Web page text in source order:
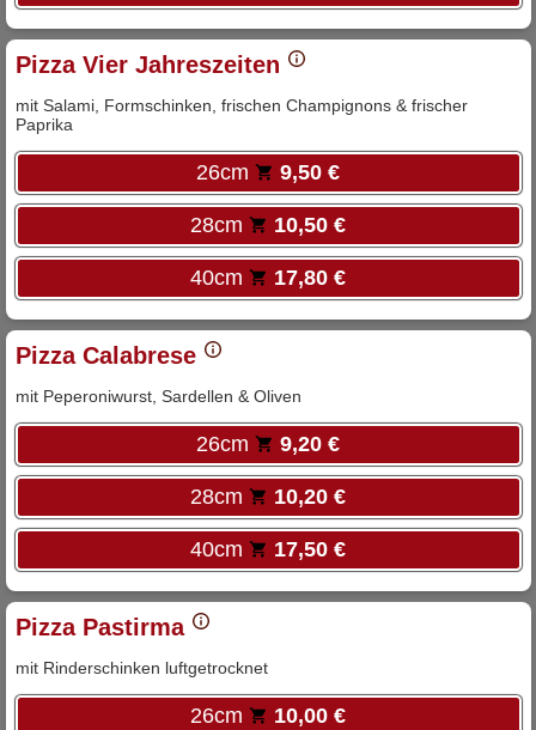
Pizza Vier Jahreszeiten
mit Salami, Formschinken, frischen Champignons & frischer
Paprika
26cm 9,50 €
28cm 10,50 €
40cm 17,80 €
Pizza Calabrese
mit Peperoniwurst, Sardellen & Oliven
26cm 9,20 €
28cm 10,20 €
40cm 17,50 €
Pizza Pastirma
mit Rinderschinken luftgetrocknet
26cm 10,00 €